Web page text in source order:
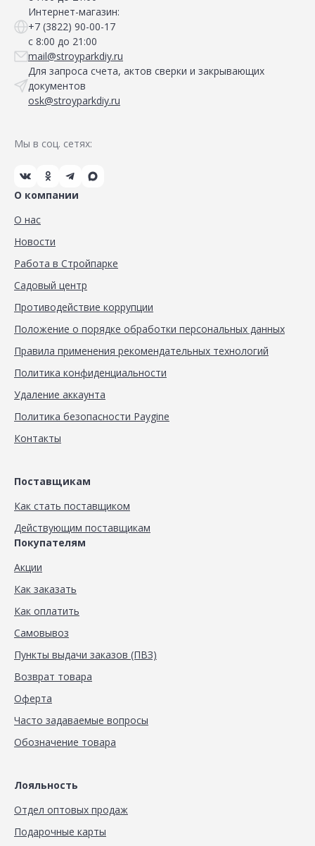
Интернет-магазин:
+7 (3822) 90-00-17
с 8:00 до 21:00
mail@stroyparkdiy.ru
Для запроса счета, актов сверки и закрывающих
документов
osk@stroyparkdiy.ru
Мы в соц. сетях:
О компании
О нас
Новости
Работа в Стройпарке
Садовый центр
Противодействие коррупции
Положение о порядке обработки персональных данных
Правила применения рекомендательных технологий
Политика конфиденциальности
Удаление аккаунта
Политика безопасности Paygine
Контакты
Поставщикам
Как стать поставщиком
Действующим поставщикам
Покупателям
Акции
Как заказать
Как оплатить
Самовывоз
Пункты выдачи заказов (ПВЗ)
Возврат товара
Оферта
Часто задаваемые вопросы
Обозначение товара
Лояльность
Отдел оптовых продаж
Подарочные карты